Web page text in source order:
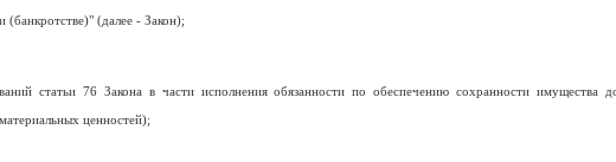
(банкротстве)" (далее - Закон);
статьи 76 Закона в части исполнения обязанности по обеспечению сохранности имущества
ценностей);